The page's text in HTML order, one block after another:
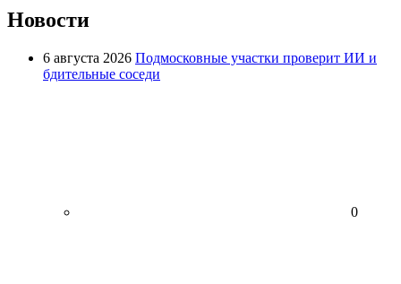
Новости
6 августа 2026 Подмосковные участки проверит ИИ и
бдительные соседи
0